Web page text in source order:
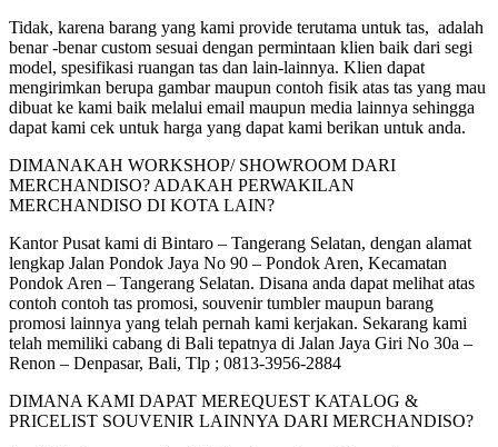
Tidak, karena barang yang kami provide terutama untuk tas, adalah
benar -benar custom sesuai dengan permintaan klien baik dari segi
model, spesifikasi ruangan tas dan lain-lainnya. Klien dapat
mengirimkan berupa gambar maupun contoh fisik atas tas yang mau
dibuat ke kami baik melalui email maupun media lainnya sehingga
dapat kami cek untuk harga yang dapat kami berikan untuk anda.
DIMANAKAH WORKSHOP/ SHOWROOM DARI
MERCHANDISO? ADAKAH PERWAKILAN
MERCHANDISO DI KOTA LAIN?
Kantor Pusat kami di Bintaro – Tangerang Selatan, dengan alamat
lengkap Jalan Pondok Jaya No 90 – Pondok Aren, Kecamatan
Pondok Aren – Tangerang Selatan. Disana anda dapat melihat atas
contoh contoh tas promosi, souvenir tumbler maupun barang
promosi lainnya yang telah pernah kami kerjakan. Sekarang kami
telah memiliki cabang di Bali tepatnya di Jalan Jaya Giri No 30a –
Renon – Denpasar, Bali, Tlp ; 0813-3956-2884
DIMANA KAMI DAPAT MEREQUEST KATALOG &
PRICELIST SOUVENIR LAINNYA DARI MERCHANDISO?